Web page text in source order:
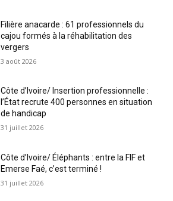
Filière anacarde : 61 professionnels du
cajou formés à la réhabilitation des
vergers
3 août 2026
Côte d’Ivoire/ Insertion professionnelle :
l’État recrute 400 personnes en situation
de handicap
31 juillet 2026
Côte d’Ivoire/ Éléphants : entre la FIF et
Emerse Faé, c’est terminé !
31 juillet 2026